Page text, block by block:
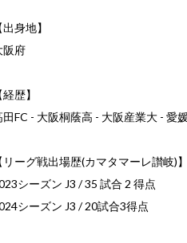
出身地】
阪府
経歴】
田FC - 大阪桐蔭高 - 大阪産業大 - 愛
リーグ戦出場歴(カマタマーレ讃岐)】
シーズン J3 / 35 試合 2 得点
シーズン J3 / 20試合3得点